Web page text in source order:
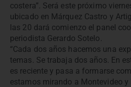
costera”. Será este próximo
ubicado en Márquez Castro y
las 20 dará comienzo el panel
periodista Gerardo Sotelo.
“Cada dos años hacemos una
temas. Se trabaja dos años. En
es reciente y pasa a formarse
estamos mirando a Montevideo